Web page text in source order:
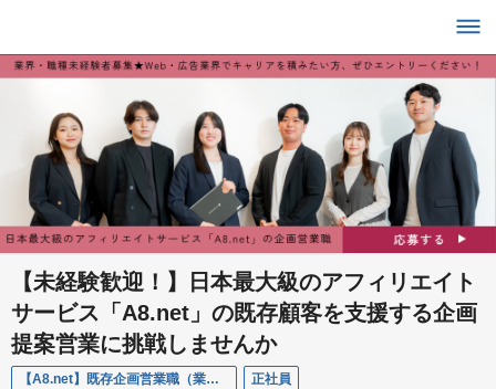
【未経験歓迎！】日本最大級のアフィリエイト
サービス「A8.net」の既存顧客を支援する企画
提案営業に挑戦しませんか
【A8.net】既存企画営業職（業界・職種、未経験者向け） 正社員